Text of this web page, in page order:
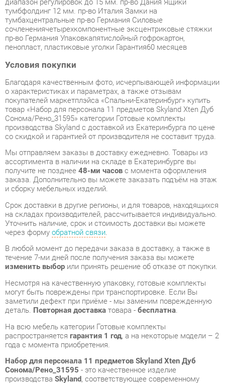
пенопласт, пластиковые уголки Гарантия60 месяцев
Условия покупки
Благодаря качественным фото, исчерпывающей информации
о характеристиках и параметрах, а также отзывам
покупателей маркетплэйса «Спальни-Екатеринбург» купить
товар «Набор для персонала 11 предметов Skyland Xten Дуб
Сонома/Рено_31595» категории Готовые комплекты
производства Skyland с доставкой из Екатеринбурга по цене
со скидкой и гарантией от производителя не составит труда.
Мы отправляем заказы в доставку ежедневно. Товары из
ассортимента в наличии на складе в Екатеринбурге вы
получите не позднее48-ми часовс момента оформления
заказа. Дополнительно вы можете заказать подъём на этаж
Срок доставки в другие регионы, и для товаров, находящихся
на складах производителей, рассчитывается индивидуально.
Уточнить наличие, срок и стоимость доставки вы можете
через формуобратной связи.
В любой момент до передачи заказа в доставку, а также в
течение 7-ми дней после получения заказа вы можете
изменить выборили принять решение об отказе от покупки.
Несмотря на качественную упаковку, готовые комплекты
могут быть повреждены при транспортировке. Если Вы
заметили дефект при приёме - мы заменим поврежденную
деталь.Повторная доставкатовара -бесплатна.
распространяетсягарантия 1 год, а на некоторые модели – 2
года с момента приобретения.
Набор для персонала 11 предметов Skyland Xten Дуб
производстваSkyland, соответствующее современному
государственному стандарту.
будем рады, если вы оставите отзыв об опыте его
использования, который поможет сориентироваться нашим
будущим покупателям.